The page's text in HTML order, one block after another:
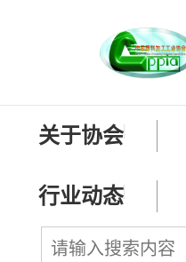
关于协会
行业动态